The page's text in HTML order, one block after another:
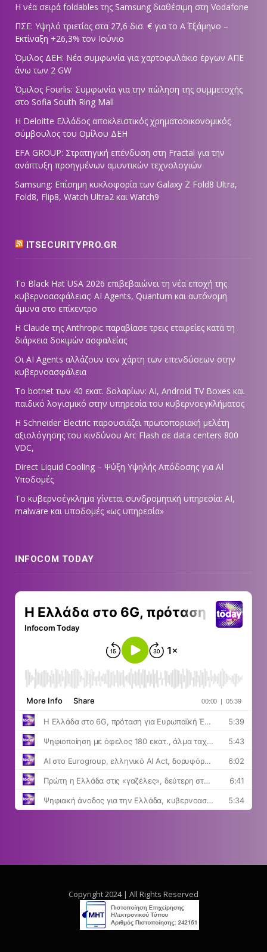
Η νέα σειρά foldables της Samsung διαθέσιμη στη Vodafone
ΠΣΕ: Υψηλό τριετίας στα 27,6 δισ. € για το Α΄ Εξάμηνο –
Εκτίναξη +26,3% τον Ιούνιο
Όμιλος ΔΕΗ: Νέα συμφωνία για χαρτοφυλάκιο έργων ΑΠΕ
άνω των 2 GW
Όμιλος Fourlis: Συμφωνία για την πώληση της συμμετοχής
στο Sofia South Ring Mall
Η Deloitte Ελλάδος αποκλειστικός χρηματοοικονομικός
σύμβουλος του Ομίλου ΔΕΗ
EFA GROUP: Στρατηγική επένδυση στη Fractal για την
ανάπτυξη προηγμένων αμυντικών τεχνολογιών
Samsung: Επίσημη κυκλοφορία των Galaxy Z Fold8 Ultra,
Fold8, Flip8, Watch Ultra2 και Watch9
ITSECURITYPRO.GR
Το Black Hat USA 2026 επιβεβαιώνει τη νέα εποχή της
κυβερνοασφάλειας: AI Agents, Quantum και αυτόνομη
άμυνα στο επίκεντρο
Η Claude της Anthropic παραβίασε τρεις εταιρείες κατά τη
διάρκεια δοκιμών ασφαλείας
Οι AI Agents αλλάζουν τον χάρτη των επενδύσεων στην
κυβερνοασφάλεια
Το botnet των 40 εκατ. δολαρίων: AI, Android TV Boxes και
παιδικό λογισμικό στην υπηρεσία του κυβερνοεγκλήματος
Η Schneider Electric παρουσιάζει πρωτοποριακή μελέτη
αξιολόγησης του κινδύνου Arc Flash σε data centers 800
VDC,
Direct Liquid Cooling – Ψύξη Υψηλής Απόδοσης για AI
Υποδομές
Το κυβερνοέγκλημα γίνεται συνδρομητική υπηρεσία: AI,
malware και υποδομές «ως υπηρεσία»
INFOCOM TODAY
Copyright 2024 | All Rights Reserved